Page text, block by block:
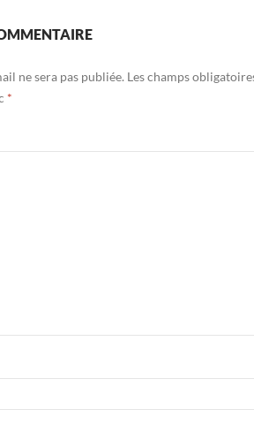
ne sera pas publiée. Les champs
*